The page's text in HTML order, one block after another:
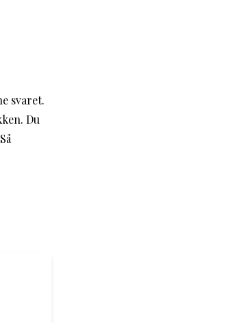
svaret.
Du